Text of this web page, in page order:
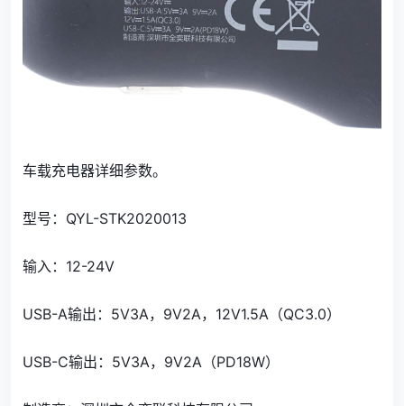
车载充电器详细参数。
型号：QYL-STK2020013
输入：12-24V
USB-A输出：5V3A，9V2A，12V1.5A（QC3.0）
USB-C输出：5V3A，9V2A（PD18W）